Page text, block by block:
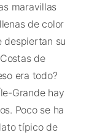
maravillas
de color
despiertan su
de
era todo?
Grande hay
Poco se ha
típico de